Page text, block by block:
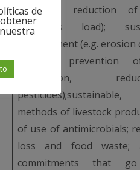
efficiency, reduction
pesticides load);
management (e.g.
balance; prevention
salinization,
pesticides);sustainable,
methods of livestock
of use of antimicrobials;
loss and food waste;
commitments that
de